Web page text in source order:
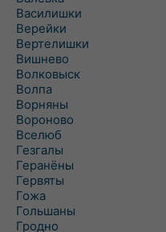
Василишки
Верейки
Вертелишки
Вишнево
Волковыск
Волпа
Ворняны
Вороново
Вселюб
Гезгалы
Геранёны
Гервяты
Гожа
Гольшаны
Гродно